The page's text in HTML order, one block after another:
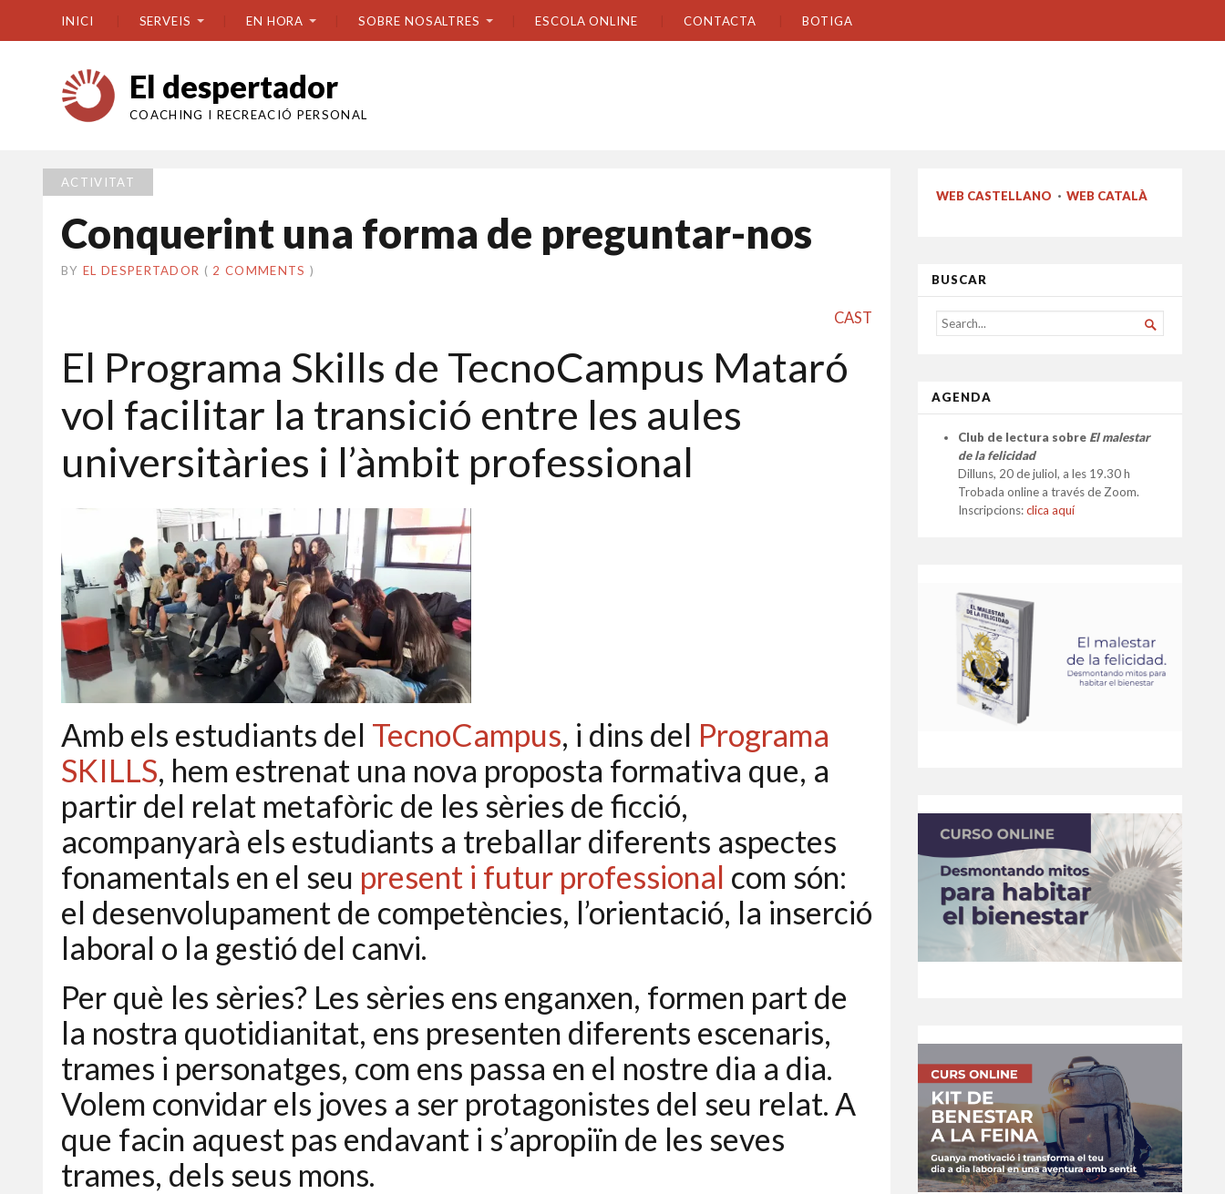
INICI SERVEIS EN HORA SOBRE NOSALTRES ESCOLA ONLINE CONTACTA BOTIGA
El despertador
COACHING I RECREACIÓ PERSONAL
ACTIVITAT
Conquerint una forma de preguntar-nos
BY EL DESPERTADOR ON
13
•( 2 COMMENTS )
CAST
El Programa Skills de TecnoCampus Mataró
vol facilitar la transició entre les aules
universitàries i l’àmbit professional
Amb els estudiants del TecnoCampus, i dins del Programa
SKILLS, hem estrenat una nova proposta formativa que, a
partir del relat metafòric de les sèries de ficció,
acompanyarà els estudiants a treballar diferents aspectes
fonamentals en el seu present i futur professional com són:
el desenvolupament de competències, l’orientació, la inserció
laboral o la gestió del canvi.
Per què les sèries? Les sèries ens enganxen, formen part de
la nostra quotidianitat, ens presenten diferents escenaris,
trames i personatges, com ens passa en el nostre dia a dia.
Volem convidar els joves a ser protagonistes del seu relat. A
que facin aquest pas endavant i s’apropiïn de les seves
trames, dels seus mons.
WEB CASTELLANO · WEB CATALÀ
BUSCAR
SEARCH
FOR...

AGENDA
Club de lectura sobre El malestar
de la felicidad
Dilluns, 20 de juliol, a les 19.30 h
Trobada online a través de Zoom.
Inscripcions:clica aquí